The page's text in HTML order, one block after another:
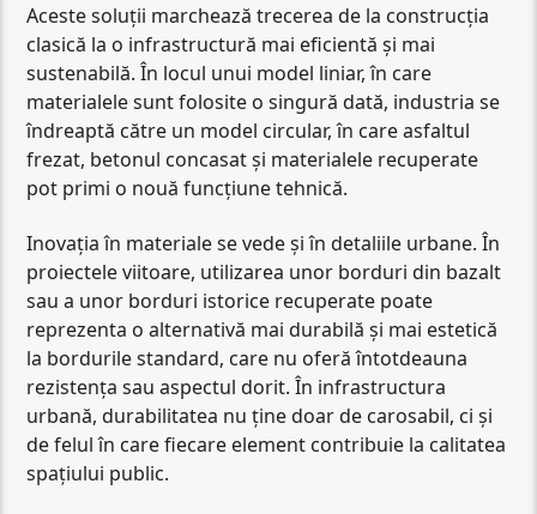
Aceste soluții marchează trecerea de la construcția
clasică la o infrastructură mai eficientă și mai
sustenabilă. În locul unui model liniar, în care
materialele sunt folosite o singură dată, industria se
îndreaptă către un model circular, în care asfaltul
frezat, betonul concasat și materialele recuperate
pot primi o nouă funcțiune tehnică.
Inovația în materiale se vede și în detaliile urbane. În
proiectele viitoare, utilizarea unor borduri din bazalt
sau a unor borduri istorice recuperate poate
reprezenta o alternativă mai durabilă și mai estetică
la bordurile standard, care nu oferă întotdeauna
rezistența sau aspectul dorit. În infrastructura
urbană, durabilitatea nu ține doar de carosabil, ci și
de felul în care fiecare element contribuie la calitatea
spațiului public.